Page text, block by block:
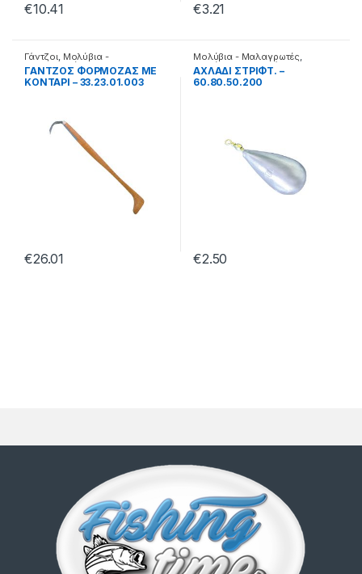
€10.41 €3.21
Γάντζοι Μολύβια -
Μαλαγρωτές
ΓΑΝΤΖΟΣ ΦΟΡΜΟΖΑΣ ΜΕ
ΚΟΝΤΑΡΙ – 33.23.01.003
€26.01
Μολύβια - Μαλαγρωτές
Μολύβια Κλασσικά
AXΛAΔI ΣTPIΦT. –
60.80.50.200
€2.50